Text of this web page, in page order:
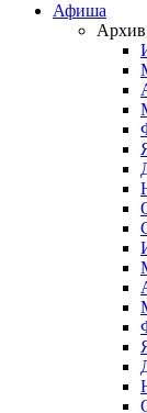
Афиша
Архив